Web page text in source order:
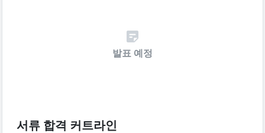
발표 예정
서류 합격 커트라인